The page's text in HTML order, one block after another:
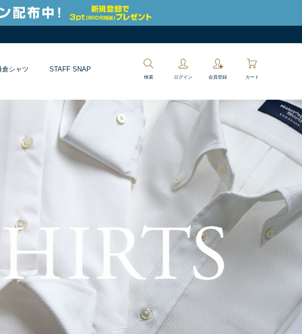
倉シャツ STAFF SNAP
検索 ログイン 会員登録 カート